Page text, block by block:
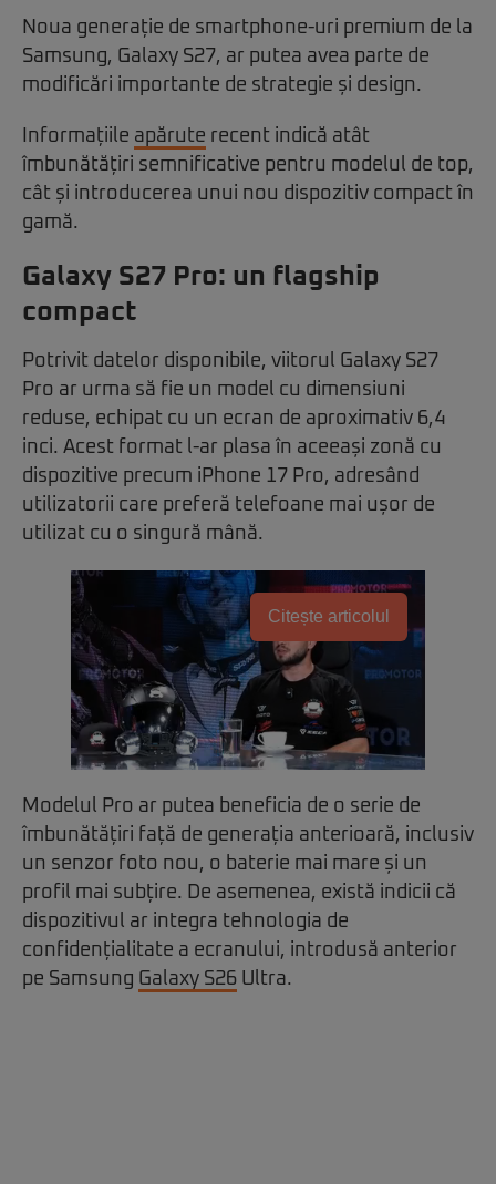
Noua generație de smartphone-uri premium de la
Samsung, Galaxy S27, ar putea avea parte de
modificări importante de strategie și design.
Informațiile apărute recent indică atât
îmbunătățiri semnificative pentru modelul de top,
cât și introducerea unui nou dispozitiv compact în
gamă.
Galaxy S27 Pro: un flagship
compact
Potrivit datelor disponibile, viitorul Galaxy S27
Pro ar urma să fie un model cu dimensiuni
reduse, echipat cu un ecran de aproximativ 6,4
inci. Acest format l-ar plasa în aceeași zonă cu
dispozitive precum iPhone 17 Pro, adresând
utilizatorii care preferă telefoane mai ușor de
utilizat cu o singură mână.
Citește articolul
Modelul Pro ar putea beneficia de o serie de
îmbunătățiri față de generația anterioară, inclusiv
un senzor foto nou, o baterie mai mare și un
profil mai subțire. De asemenea, există indicii că
dispozitivul ar integra tehnologia de
confidențialitate a ecranului, introdusă anterior
pe Samsung Galaxy S26 Ultra.